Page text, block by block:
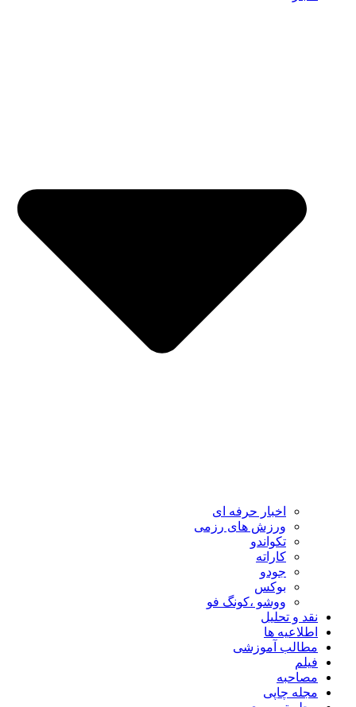
اخبار حرفه ای
ورزش های رزمی
تکواندو
کاراته
جودو
بوکس
ووشو ،کونگ فو
نقد و تحلیل
اطلاعیه ها
مطالب آموزشی
فیلم
مصاحبه
مجله چاپی